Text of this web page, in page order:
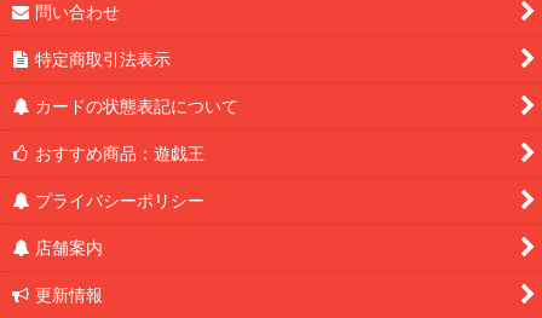
問い合わせ
特定商取引法表示
カードの状態表記について
おすすめ商品：遊戯王
プライバシーポリシー
店舗案内
更新情報